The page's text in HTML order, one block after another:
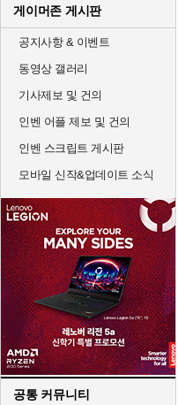
게이머존 게시판
공지사항 & 이벤트
동영상 갤러리
기사제보 및 건의
인벤 어플 제보 및 건의
인벤 스크립트 게시판
모바일 신작&업데이트 소식
공통 커뮤니티